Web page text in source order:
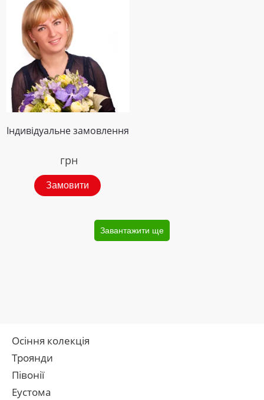
Індивідуальне замовлення
грн
Замовити
Завантажити ще
Осіння колекція
Троянди
Півонії
Еустома